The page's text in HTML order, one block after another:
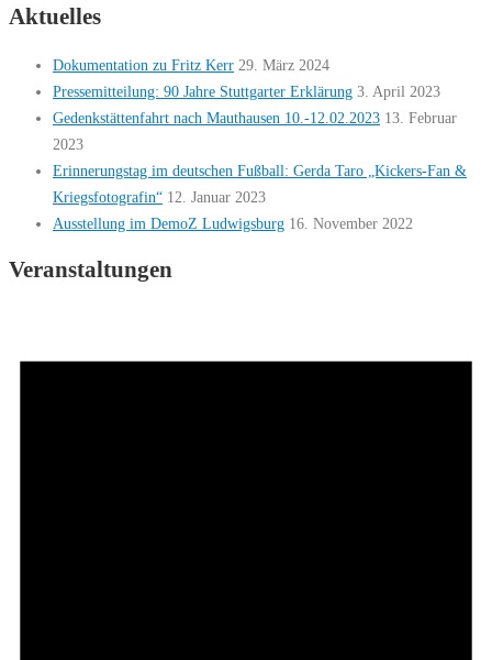
Aktuelles
Dokumentation zu Fritz Kerr 29. März 2024
Pressemitteilung: 90 Jahre Stuttgarter Erklärung 3. April 2023
Gedenkstättenfahrt nach Mauthausen 10.-12.02.2023 13. Februar
2023
Erinnerungstag im deutschen Fußball: Gerda Taro „Kickers-Fan &
Kriegsfotografin“ 12. Januar 2023
Ausstellung im DemoZ Ludwigsburg 16. November 2022
Veranstaltungen